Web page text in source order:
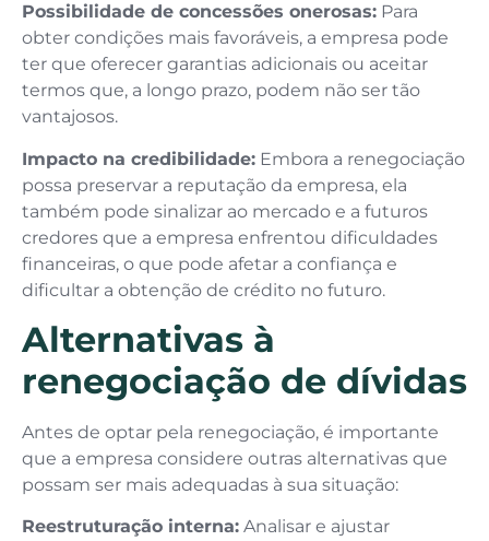
Possibilidade de concessões onerosas: Para
obter condições mais favoráveis, a empresa pode
ter que oferecer garantias adicionais ou aceitar
termos que, a longo prazo, podem não ser tão
vantajosos.
Impacto na credibilidade: Embora a renegociação
possa preservar a reputação da empresa, ela
também pode sinalizar ao mercado e a futuros
credores que a empresa enfrentou dificuldades
financeiras, o que pode afetar a confiança e
dificultar a obtenção de crédito no futuro.
Alternativas à
renegociação de dívidas
Antes de optar pela renegociação, é importante
que a empresa considere outras alternativas que
possam ser mais adequadas à sua situação:
Reestruturação interna: Analisar e ajustar